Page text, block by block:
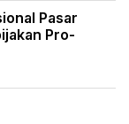
Pasar
Pro-